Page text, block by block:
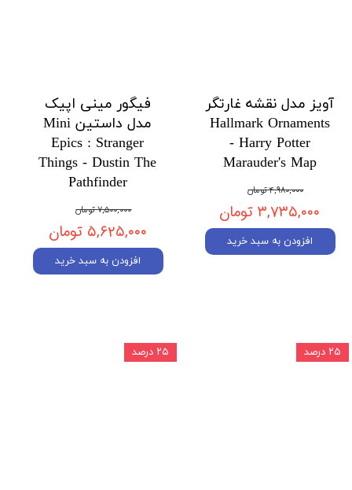
آویز مدل نقشه غارتگر
Hallmark Ornaments
- Harry Potter
Marauder's Map
۴,۹۸۰,۰۰۰ تومان
۳,۷۳۵,۰۰۰ تومان
افزودن به سبد خرید
فیگور مینی اپیک
مدل داستین Mini
Epics : Stranger
Things - Dustin The
Pathfinder
۷,۵۰۰,۰۰۰ تومان
۵,۶۲۵,۰۰۰ تومان
افزودن به سبد خرید
۲۵ درصد ۲۵ درصد